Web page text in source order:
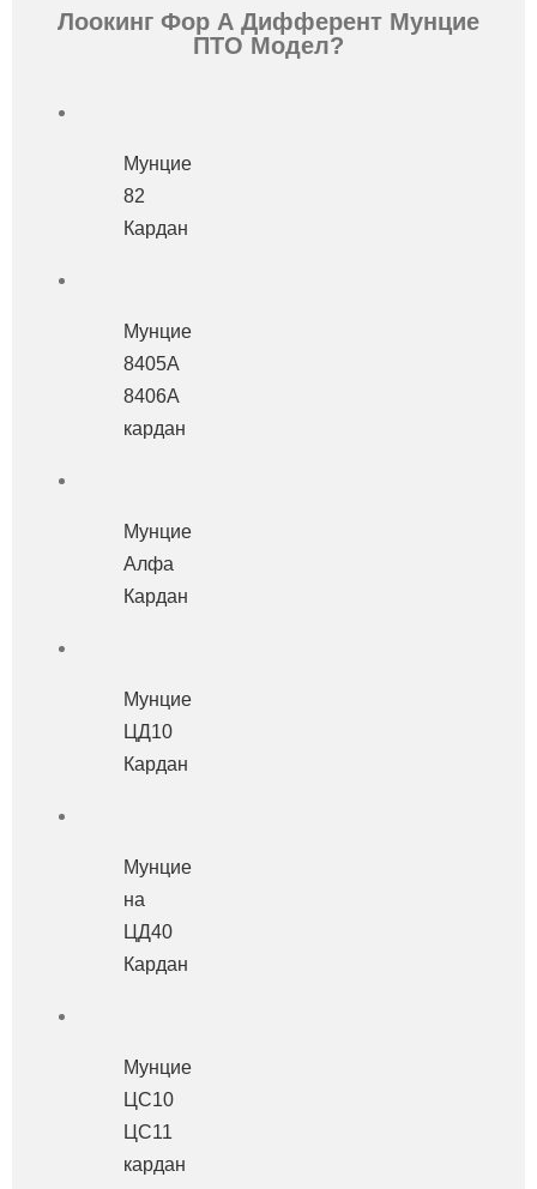
Лоокинг Фор А Дифферент Мунцие
ПТО Модел?
Мунцие
82
Кардан
Мунцие
8405А
8406А
кардан
Мунцие
Алфа
Кардан
Мунцие
ЦД10
Кардан
Мунцие
на
ЦД40
Кардан
Мунцие
ЦС10
ЦС11
кардан